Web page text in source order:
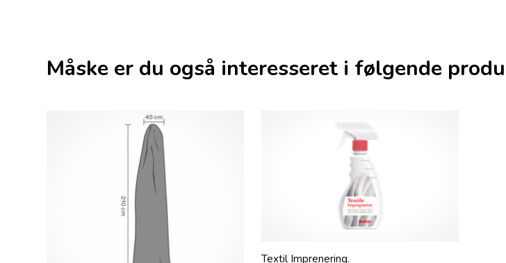
Måske er du også interesseret i følgende
Textil Imprenering.